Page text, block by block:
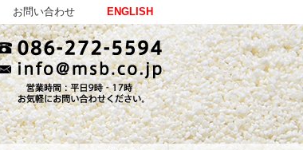
ENGLISH
お問い合わせ